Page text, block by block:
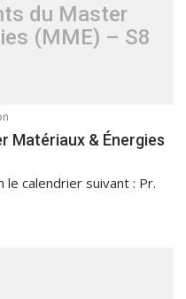
du Master
(MME) – S8
Matériaux & Énergies
calendrier suivant : Pr.